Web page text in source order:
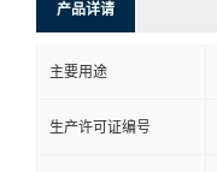
产品详请
主要用途
生产许可证编号